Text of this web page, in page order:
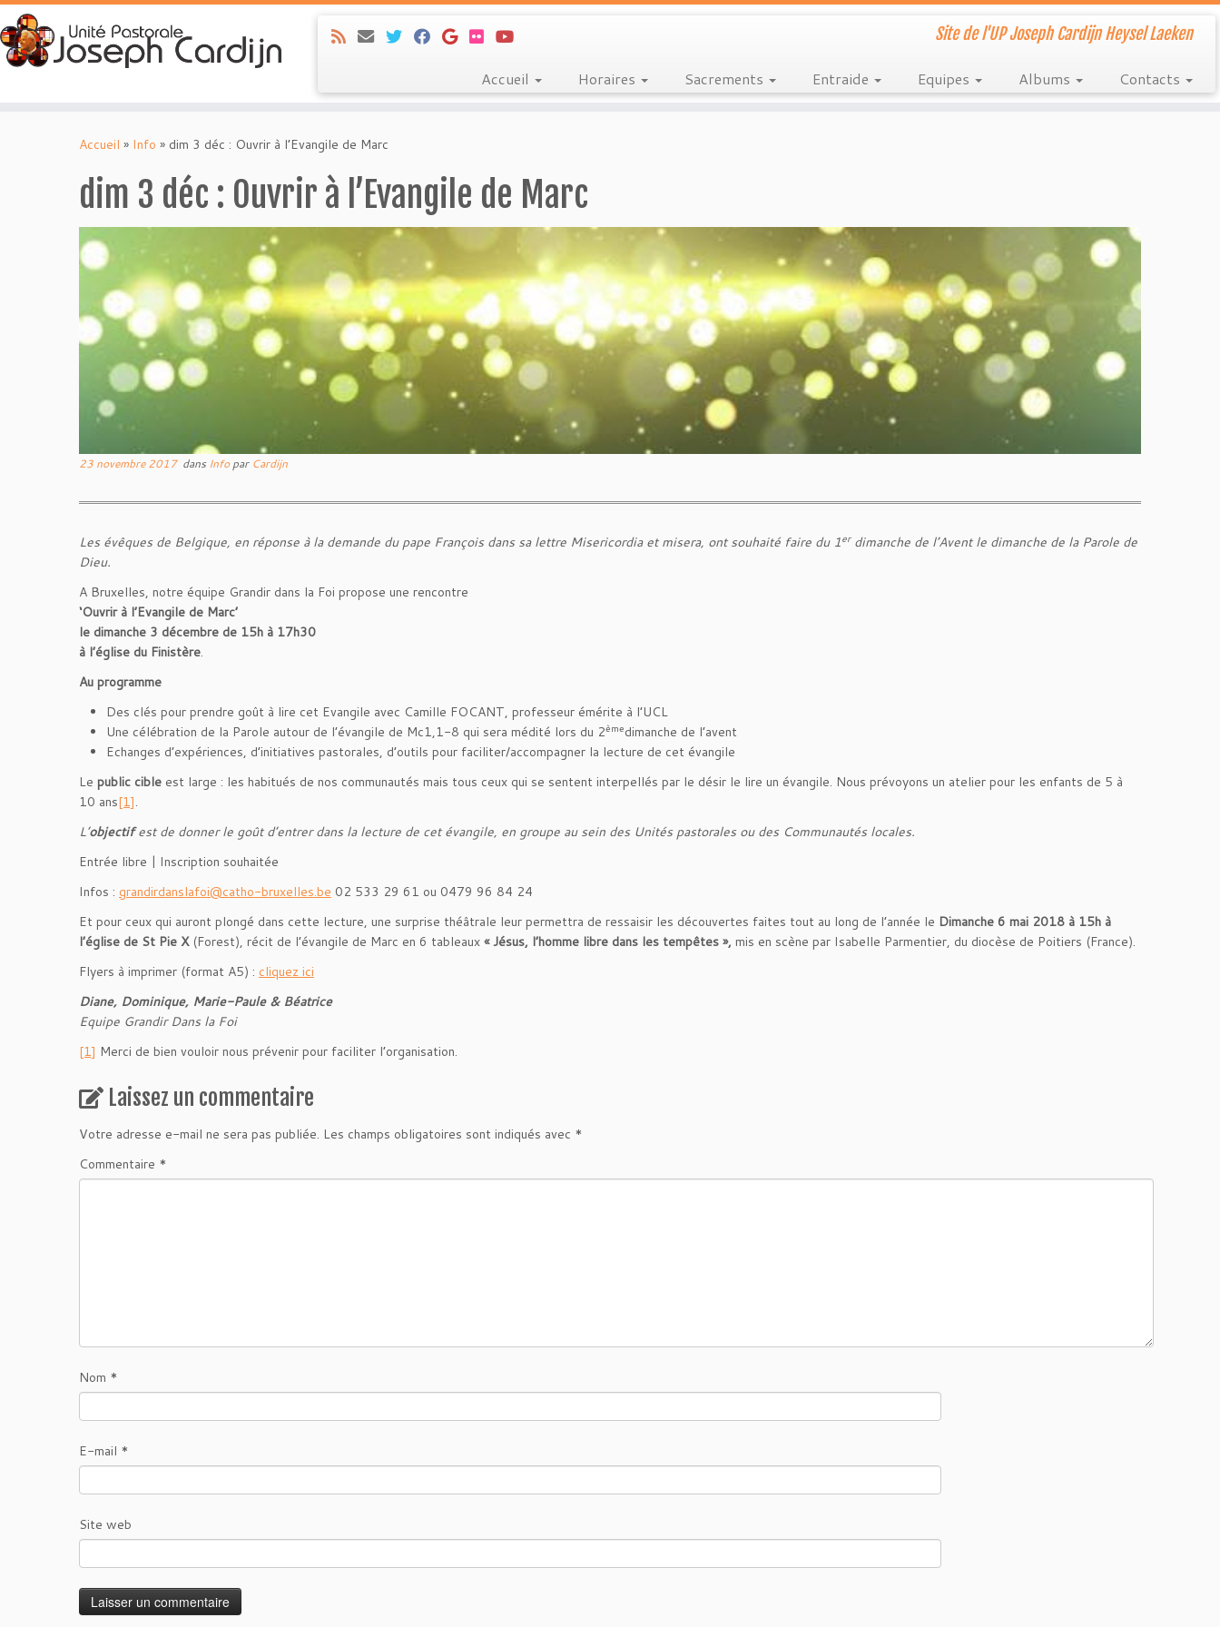
Site de l'UP Joseph Cardijn Heysel Laeken
Accueil Horaires Sacrements Entraide Equipes Albums Contacts
Accueil » Info » dim 3 déc : Ouvrir à l’Evangile de Marc
dim 3 déc : Ouvrir à l’Evangile de Marc
23 novembre 2017dans Info par Cardijn
Les évêques de Belgique, en réponse à la demande du pape François dans sa lettre Misericordia et misera, ont souhaité faire du 1erdimanche de l’Avent le dimanche de la Parole de
Dieu.
A Bruxelles, notre équipe Grandir dans la Foi propose une rencontre
‘Ouvrir à l’Evangile de Marc’
le dimanche 3 décembre de 15h à 17h30
à l’église du Finistère.
Au programme
Des clés pour prendre goût à lire cet Evangile avec Camille FOCANT, professeur émérite à l’UCL
Une célébration de la Parole autour de l’évangile de Mc1,1-8 qui sera médité lors du 2èmedimanche de l’avent
Echanges d’expériences, d’initiatives pastorales, d’outils pour faciliter/accompagner la lecture de cet évangile
Le public cible est large : les habitués de nos communautés mais tous ceux qui se sentent interpellés par le désir le lire un évangile. Nous prévoyons un atelier pour les enfants de 5 à
10 ans[1].
L’objectifest de donner le goût d’entrer dans la lecture de cet évangile, en groupe au sein des Unités pastorales ou des Communautés locales.
Entrée libre | Inscription souhaitée
Infos : grandirdanslafoi@catho-bruxelles.be 02 533 29 61 ou 0479 96 84 24
Et pour ceux qui auront plongé dans cette lecture, une surprise théâtrale leur permettra de ressaisir les découvertes faites tout au long de l’année le Dimanche 6 mai 2018 à 15h à
l’église de St Pie X(Forest), récit de l’évangile de Marc en 6 tableaux « Jésus, l’homme libre dans les tempêtes », mis en scène par Isabelle Parmentier, du diocèse de Poitiers (France).
Flyers à imprimer (format A5) : cliquez ici
Diane, Dominique, Marie-Paule & Béatrice
Equipe Grandir Dans la Foi
[1] Merci de bien vouloir nous prévenir pour faciliter l’organisation.
Laissez un commentaire
Votre adresse e-mail ne sera pas publiée. Les champs obligatoires sont indiqués avec *
Commentaire *
Nom *
E-mail *
Site web